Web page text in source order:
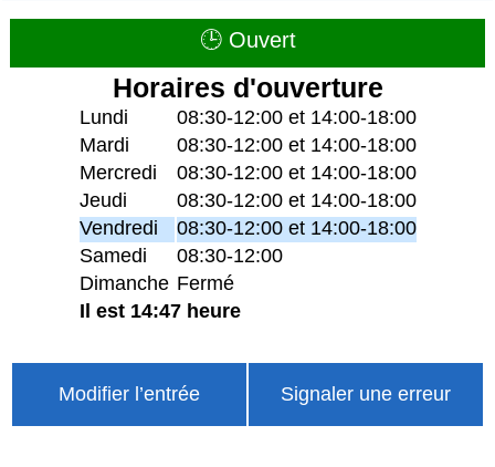
🕒 Ouvert
Horaires d'ouverture
Lundi
08:30-12:00 et 14:00-18:00
Mardi
08:30-12:00 et 14:00-18:00
Mercredi
08:30-12:00 et 14:00-18:00
Jeudi
08:30-12:00 et 14:00-18:00
Vendredi
08:30-12:00 et 14:00-18:00
Samedi
08:30-12:00
Dimanche Fermé
Il est 14:47 heure
Modifier l’entrée Signaler une erreur